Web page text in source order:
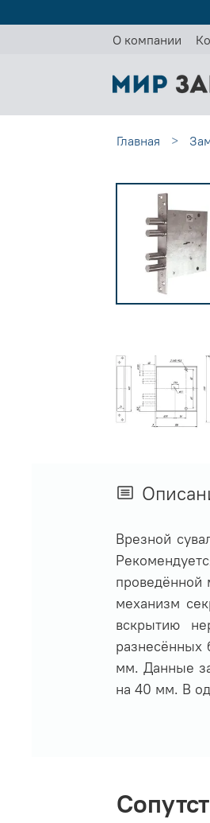
О компании
Главная
Врезной
проведённой
механизм
вскрытию
разнесённых
мм. Данные
на 40 мм. В